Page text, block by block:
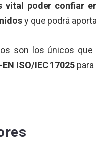
vital poder confiar
y que podrá
son los únicos
ISO/IEC 17025